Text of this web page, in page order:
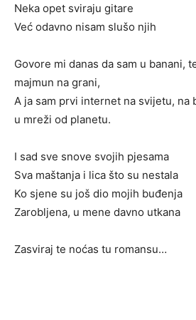
Neka opet sviraju gitare
Već odavno nisam slušo njih
Govore mi danas da sam u banani,
majmun na grani,
A ja sam prvi internet na svijetu, na
u mreži od planetu.
I sad sve snove svojih pjesama
Sva maštanja i lica što su nestala
Ko sjene su još dio mojih buđenja
Zarobljena, u mene davno utkana
Zasviraj te noćas tu romansu…